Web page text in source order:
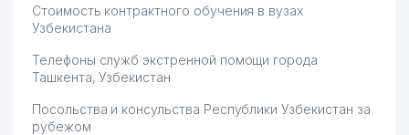
Стоимость контрактного обучения в вузах
Узбекистана
Телефоны служб экстренной помощи города
Ташкента, Узбекистан
Посольства и консульства Республики Узбекистан за
рубежом